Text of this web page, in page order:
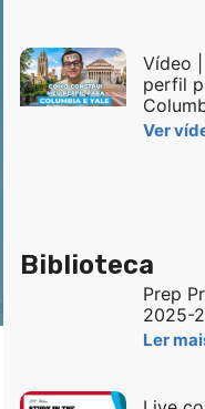
Vídeo
perfil
Ver
Biblioteca
Prep
2025-
Ler